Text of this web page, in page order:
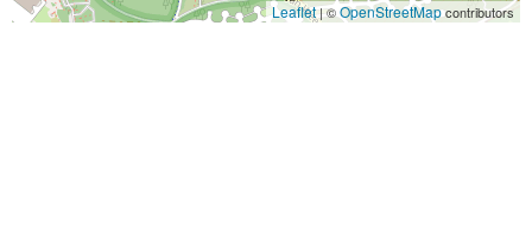
Leaflet| ©OpenStreetMapcontributors